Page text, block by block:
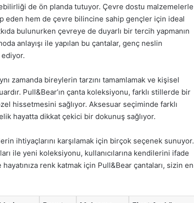
de ön planda tutuyor. Çevre dostu malzemelerle
eden hem de çevre bilincine sahip gençler için ideal
bulunurken çevreye de duyarlı bir tercih yapmanın
anlayışı ile yapılan bu çantalar, genç neslin
zamanda bireylerin tarzını tamamlamak ve kişisel
Pull&Bear’ın çanta koleksiyonu, farklı stillerde bir
hissetmesini sağlıyor. Aksesuar seçiminde farklı
hayatta dikkat çekici bir dokunuş sağlıyor.
ihtiyaçlarını karşılamak için birçok seçenek sunuyor.
ile yeni koleksiyonu, kullanıcılarına kendilerini ifade
hayatınıza renk katmak için Pull&Bear çantaları, sizin en